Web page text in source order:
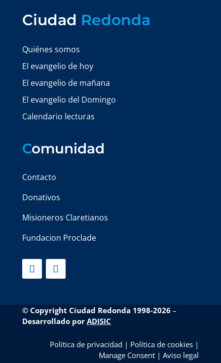
Ciudad Redonda
Quiénes somos
El evangelio de hoy
El evangelio de mañana
El evangelio del Domingo
Calendario lecturas
Comunidad
Contacto
Donativos
Misioneros Claretianos
Fundacion Proclade
© Copyright Ciudad Redonda 1998-2026 –
Desarrollado por ADISIC
Política de privacidad | Política de cookies |
Manage Consent |Aviso legal